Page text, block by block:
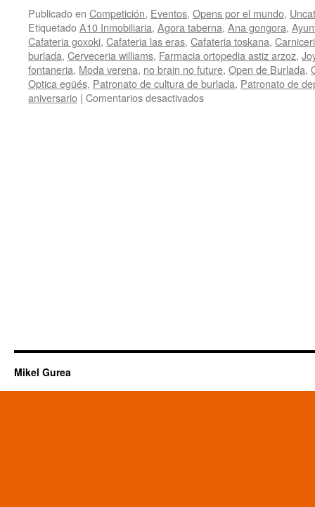
Publicado en Competición, Eventos, Opens por el mundo,
EtiquetadoA10 Inmobiliaria, Agora taberna, Ana gongora,
Cafateria goxoki, Cafateria las eras, Cafateria toskana,
burlada, Cerveceria williams, Farmacia ortopedia astiz arzoz,
fontaneria, Moda verena, no brain no future, Open de Burlada,
Optica egüés, Patronato de cultura de burlada, Patronato de
aniversario | Comentarios desactivadosen
Mikel Gurea